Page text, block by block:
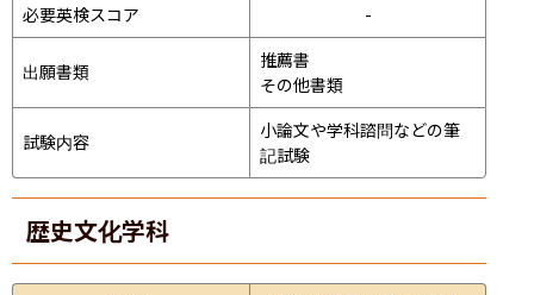
必要英検スコア
-
出願書類
推薦書
その他書類
試験内容
小論文や学科諮問などの筆
記試験
歴史文化学科